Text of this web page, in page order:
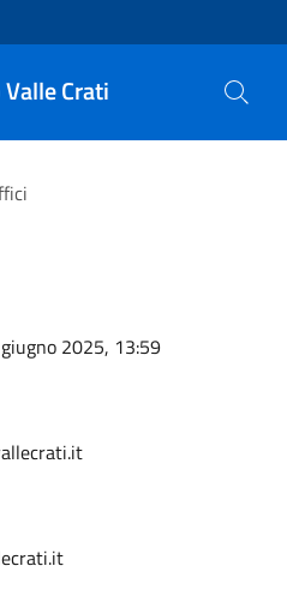
Crati
2025, 13:59